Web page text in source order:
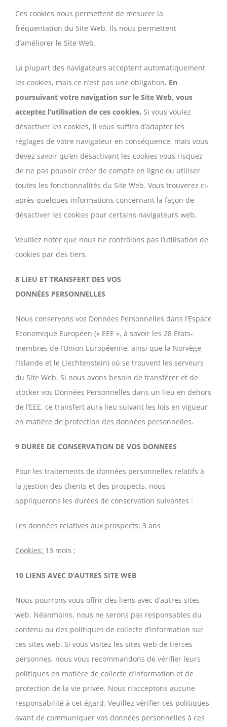
Ces cookies nous permettent de mesurer la
fréquentation du Site Web. Ils nous permettent
d’améliorer le Site Web.
La plupart des navigateurs acceptent automatiquement
les cookies, mais ce n’est pas une obligation. En
poursuivant votre navigation sur le Site Web, vous
acceptez l’utilisation de ces cookies. Si vous voulez
désactiver les cookies, il vous suffira d’adapter les
réglages de votre navigateur en conséquence, mais vous
devez savoir qu’en désactivant les cookies vous risquez
de ne pas pouvoir créer de compte en ligne ou utiliser
toutes les fonctionnalités du Site Web. Vous trouverez ci-
après quelques informations concernant la façon de
désactiver les cookies pour certains navigateurs web.
Veuillez noter que nous ne contrôlons pas l’utilisation de
cookies par des tiers.
8 LIEU ET TRANSFERT DES VOS
DONNÉES PERSONNELLES
Nous conservons vos Données Personnelles dans l’Espace
Economique Européen (« EEE », à savoir les 28 Etats-
membres de l’Union Européenne, ainsi que la Norvège,
l’Islande et le Liechtenstein) où se trouvent les serveurs
du Site Web. Si nous avons besoin de transférer et de
stocker vos Données Personnelles dans un lieu en dehors
de l’EEE, ce transfert aura lieu suivant les lois en vigueur
en matière de protection des données personnelles.
9 DUREE DE CONSERVATION DE VOS DONNEES
Pour les traitements de données personnelles relatifs à
la gestion des clients et des prospects, nous
appliquerons les durées de conservation suivantes :
Les données relatives aux prospects: 3 ans
Cookies: 13 mois ;
10 LIENS AVEC D’AUTRES SITE WEB
Nous pourrons vous offrir des liens avec d’autres sites
web. Néanmoins, nous ne serons pas responsables du
contenu ou des politiques de collecte d’information sur
ces sites web. Si vous visitez les sites web de tierces
personnes, nous vous recommandons de vérifier leurs
politiques en matière de collecte d’information et de
protection de la vie privée. Nous n’acceptons aucune
responsabilité à cet égard. Veuillez vérifier ces politiques
avant de communiquer vos données personnelles à ces